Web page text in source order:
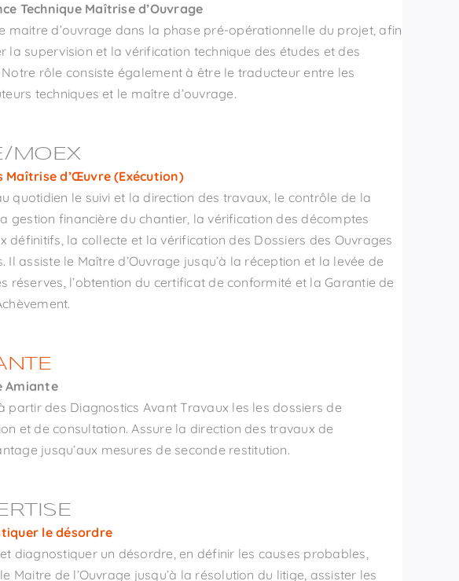
Technique Maîtrise d’Ouvrage
maitre d’ouvrage dans la phase pré-opérationnelle du projet, afin
la supervision et la vérification technique des études et des
rôle consiste également à être le traducteur entre les
techniques et le maître d’ouvrage.
MOEX
Maîtrise d’Œuvre (Exécution)
quotidien le suivi et la direction des travaux, le contrôle de la
gestion financière du chantier, la vérification des décomptes
définitifs, la collecte et la vérification des Dossiers des Ouvrages
Il assiste le Maître d’Ouvrage jusqu’à la réception et la levée de
réserves, l’obtention du certificat de conformité et la Garantie de
Amiante
partir des Diagnostics Avant Travaux les les dossiers de
et de consultation. Assure la direction des travaux de
jusqu’aux mesures de seconde restitution.
le désordre
diagnostiquer un désordre, en définir les causes probables,
Maitre de l’Ouvrage jusqu’à la résolution du litige, assister les